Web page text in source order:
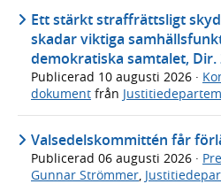
Ett stärkt straffrättsligt
skadar viktiga
demokratiska samtalet, Dir.
Publicerad 10 augusti 2026 ·
dokument från
Valsedelskommittén får
Publicerad 06 augusti 2026 ·
Gunnar Strömmer